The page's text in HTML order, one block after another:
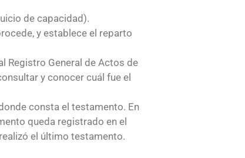
de capacidad).
y establece el reparto
Registro General de Actos de
y conocer cuál fue el
consta el testamento. En
queda registrado en el
el último testamento.